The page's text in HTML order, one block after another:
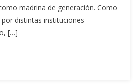
madrina de generación. Como
distintas instituciones
[…]